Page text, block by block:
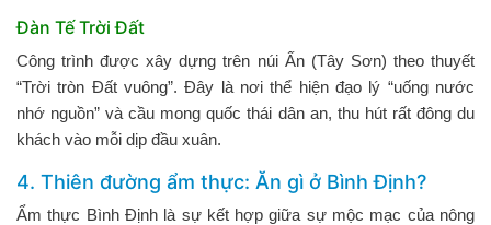
Đàn Tế Trời Đất
Công trình được xây dựng trên núi Ấn (Tây Sơn) theo thuyết
“Trời tròn Đất vuông”. Đây là nơi thể hiện đạo lý “uống nước
nhớ nguồn” và cầu mong quốc thái dân an, thu hút rất đông du
khách vào mỗi dịp đầu xuân.
4. Thiên đường ẩm thực: Ăn gì ở Bình Định?
Ẩm thực Bình Định là sự kết hợp giữa sự mộc mạc của nông